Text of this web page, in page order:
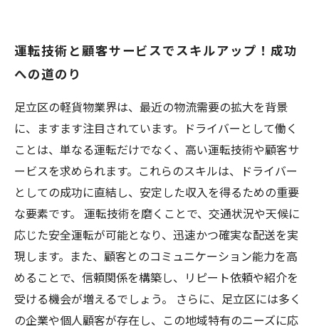
運転技術と顧客サービスでスキルアップ！成功
への道のり
足立区の軽貨物業界は、最近の物流需要の拡大を背景
に、ますます注目されています。ドライバーとして働く
ことは、単なる運転だけでなく、高い運転技術や顧客サ
ービスを求められます。これらのスキルは、ドライバー
としての成功に直結し、安定した収入を得るための重要
な要素です。 運転技術を磨くことで、交通状況や天候に
応じた安全運転が可能となり、迅速かつ確実な配送を実
現します。また、顧客とのコミュニケーション能力を高
めることで、信頼関係を構築し、リピート依頼や紹介を
受ける機会が増えるでしょう。 さらに、足立区には多く
の企業や個人顧客が存在し、この地域特有のニーズに応